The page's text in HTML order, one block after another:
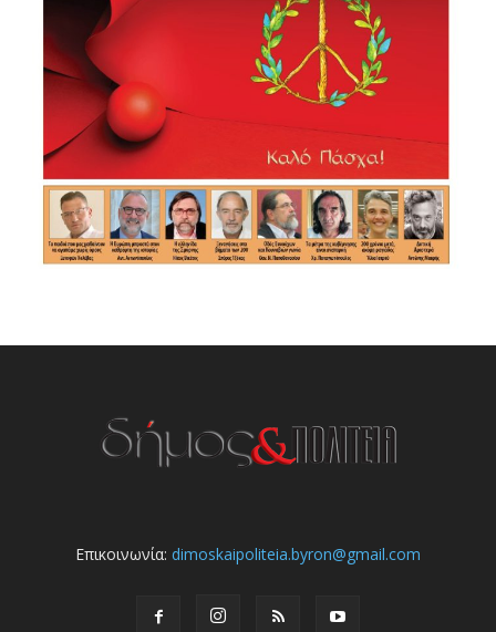
Επικοινωνία: dimoskaipoliteia.byron@gmail.com